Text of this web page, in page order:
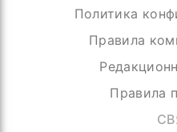
Политика
Правила
Правила